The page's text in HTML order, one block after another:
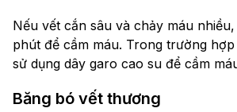
Nếu vết cắn sâu và chảy máu
phút để cầm máu. Trong trường
sử dụng dây garo cao su để cầm
Băng bó vết thương